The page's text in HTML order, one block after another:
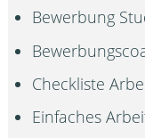
Bewerbung
Checkliste
Einfaches